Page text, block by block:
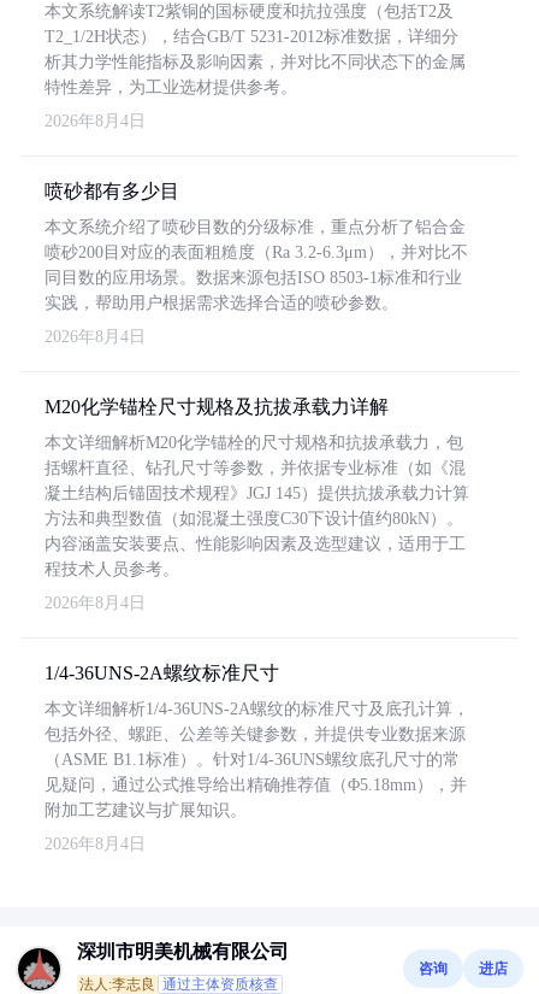
本文系统解读T2紫铜的国标硬度和抗拉强度（包括T2及
T2_1/2H状态），结合GB/T 5231-2012标准数据，详细分
析其力学性能指标及影响因素，并对比不同状态下的金属
特性差异，为工业选材提供参考。
2026年8月4日
喷砂都有多少目
本文系统介绍了喷砂目数的分级标准，重点分析了铝合金
喷砂200目对应的表面粗糙度（Ra 3.2-6.3μm），并对比不
同目数的应用场景。数据来源包括ISO 8503-1标准和行业
实践，帮助用户根据需求选择合适的喷砂参数。
2026年8月4日
M20化学锚栓尺寸规格及抗拔承载力详解
本文详细解析M20化学锚栓的尺寸规格和抗拔承载力，包
括螺杆直径、钻孔尺寸等参数，并依据专业标准（如《混
凝土结构后锚固技术规程》JGJ 145）提供抗拔承载力计算
方法和典型数值（如混凝土强度C30下设计值约80kN）。
内容涵盖安装要点、性能影响因素及选型建议，适用于工
程技术人员参考。
2026年8月4日
1/4-36UNS-2A螺纹标准尺寸
本文详细解析1/4-36UNS-2A螺纹的标准尺寸及底孔计算，
包括外径、螺距、公差等关键参数，并提供专业数据来源
（ASME B1.1标准）。针对1/4-36UNS螺纹底孔尺寸的常
见疑问，通过公式推导给出精确推荐值（Φ5.18mm），并
附加工艺建议与扩展知识。
2026年8月4日
深圳市明美机械有限公司
法人:李志良 通过主体资质核查
咨询 进店